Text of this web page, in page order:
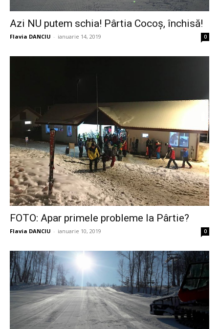
Azi NU putem schia! Pârtia Cocoș, închisă!
Flavia DANCIU - ianuarie 14, 2019 0
FOTO: Apar primele probleme la Pârtie?
Flavia DANCIU - ianuarie 10, 2019 0